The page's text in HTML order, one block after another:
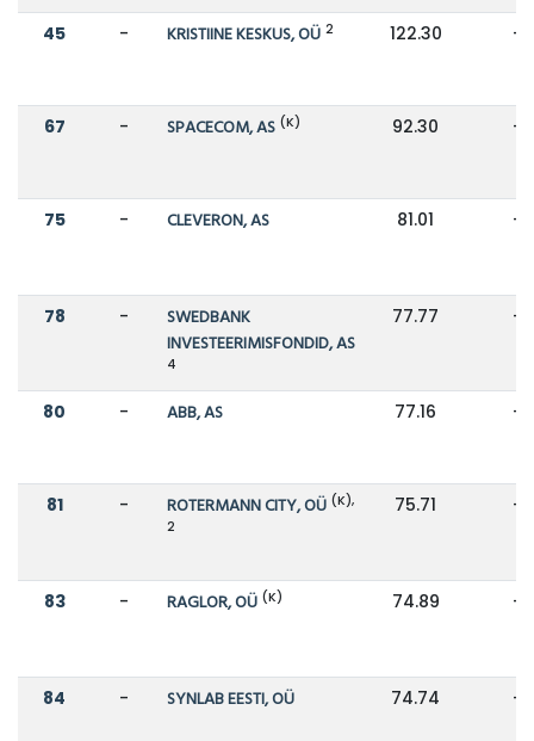
45 - KRISTIINE KESKUS, OÜ 2 122.30 -
67 - SPACECOM, AS (K) 92.30 -
75 - CLEVERON, AS 81.01 -
78 -
SWEDBANK
INVESTEERIMISFONDID, AS
4
77.77 -
80 - ABB, AS 77.16 -
81 - ROTERMANN CITY, OÜ (K),
2
75.71 -
83 - RAGLOR, OÜ (K) 74.89 -
84 - SYNLAB EESTI, OÜ 74.74 -